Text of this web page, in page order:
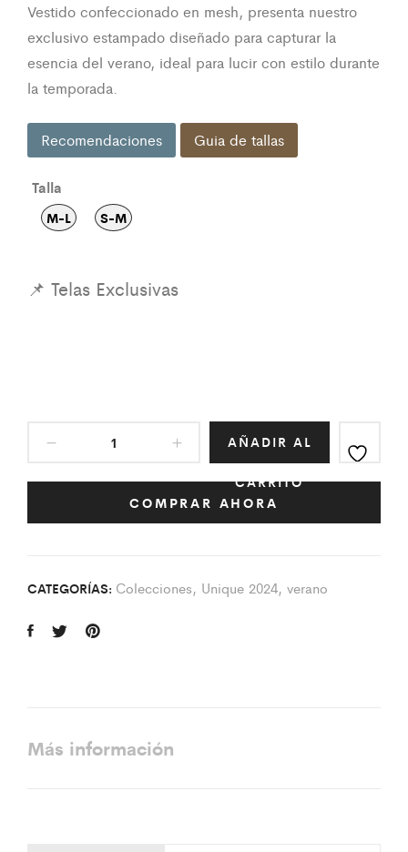
Vestido confeccionado en mesh, presenta nuestro
exclusivo estampado diseñado para capturar la
esencia del verano, ideal para lucir con estilo durante
la temporada.
Recomendaciones Guia de tallas
Talla
M-L S-M
AÑADIR AL
CARRITO
COMPRAR AHORA
CATEGORÍAS: Colecciones, Unique 2024, verano
Más información